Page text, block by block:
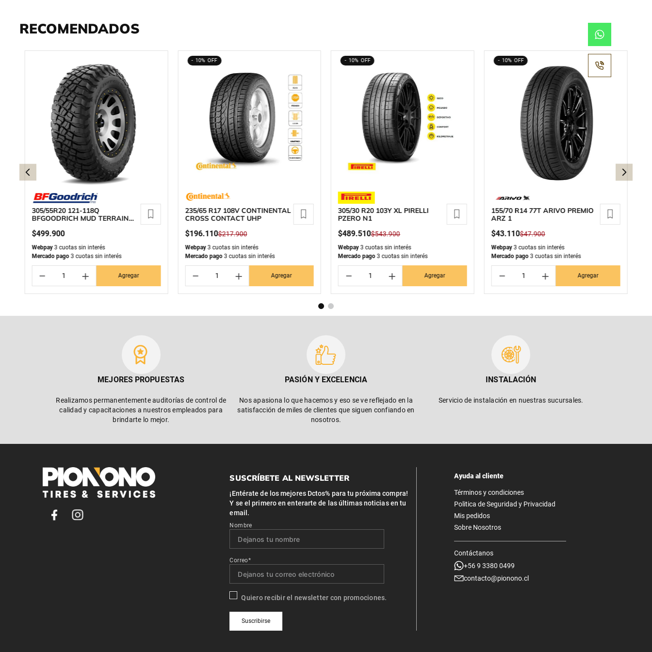
RECOMENDADOS
305/55R20 121-118Q
BFGOODRICH MUD TERRAIN
$499.900
Webpay3 cuotas sin interés
Mercado pago3 cuotas sin interés
＋
－ Agregar
10%
235/65 R17 108V CONTINENTAL
CROSS CONTACT UHP
$196.110$217.900
Webpay3 cuotas sin interés
Mercado pago3 cuotas sin interés
＋
－ Agregar
10%
305/30 R20 103Y XL PIRELLI
PZERO N1
$489.510$543.900
Webpay 3 cuotas sin interés
Mercado pago 3 cuotas sin interés
＋
－ Agregar
10%
155/70 R14 77T ARIVO PREMIO
ARZ 1
$43.110$47.900
Webpay3 cuotas sin interés
Mercado pago3 cuotas sin interés
＋
－ Agregar
MEJORES PROPUESTAS
Realizamos permanentemente auditorías de control de
calidad y capacitaciones a nuestros empleados para
brindarte lo mejor.
PASIÓN Y EXCELENCIA
Nos apasiona lo que hacemos y eso se ve reflejado en la
satisfacción de miles de clientes que siguen confiando en
nosotros.
INSTALACIÓN
Servicio de instalación en nuestras sucursales.
SUSCRÍBETE AL NEWSLETTER
¡Entérate de los mejores Dctos% para tu próxima compra!
Y se el primero en enterarte de las últimas noticias en tu
email.
Nombre
Correo*
Quiero recibir el newsletter con promociones.
Suscribirse
Ayuda al cliente
Términos y condiciones
Politica de Seguridad y Privacidad
Mis pedidos
Sobre Nosotros
Contáctanos
+56 9 3380 0499
contacto@pionono.cl